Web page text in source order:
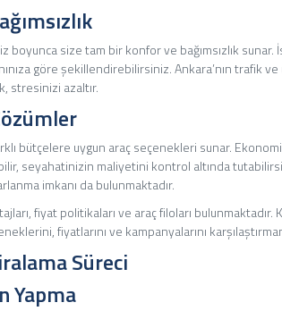
boyunca size tam bir konfor ve bağımsızlık
göre şekillendirebilirsiniz. Ankara’nın trafik ve
stresinizi azaltır.
bütçelere uygun araç seçenekleri sunar.
seyahatinizin maliyetini kontrol altında
imkanı da bulunmaktadır.
fiyat politikaları ve araç filoları
fiyatlarını ve kampanyalarını
Süreci
Yapma